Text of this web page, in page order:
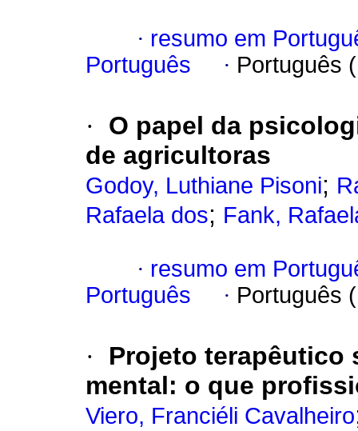
· resumo em
Português
· Português
·
O papel da
de agricultoras
Godoy, Luthiane Pisoni;
Rafaela dos; Fank,
· resumo em
Português
· Português
·
Projeto terapêutico
mental: o que
Viero, Franciéli Cavalheiro